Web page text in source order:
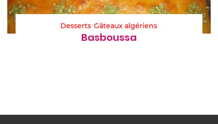
Desserts Gâteaux algériens
Basboussa